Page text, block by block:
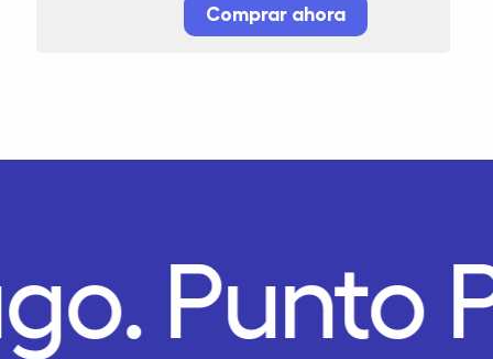
Comprar ahora
Punto